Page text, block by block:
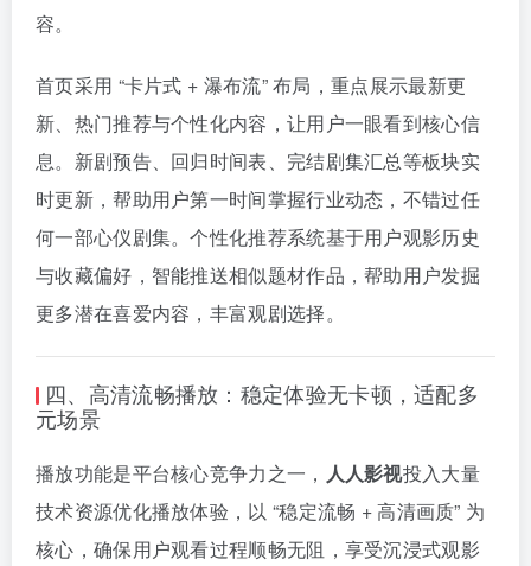
容。
首页采用 “卡片式 + 瀑布流” 布局，重点展示最新更
新、热门推荐与个性化内容，让用户一眼看到核心信
息。新剧预告、回归时间表、完结剧集汇总等板块实
时更新，帮助用户第一时间掌握行业动态，不错过任
何一部心仪剧集。个性化推荐系统基于用户观影历史
与收藏偏好，智能推送相似题材作品，帮助用户发掘
更多潜在喜爱内容，丰富观剧选择。
四、高清流畅播放：稳定体验无卡顿，适配多
元场景
播放功能是平台核心竞争力之一， 人人影视投入大量
技术资源优化播放体验，以 “稳定流畅 + 高清画质” 为
核心，确保用户观看过程顺畅无阻，享受沉浸式观影